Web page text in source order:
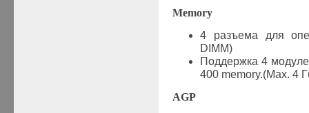
Memory
4 разъема для
DIMM)
Поддержка 4
400 memory.(Max. 4
AGP